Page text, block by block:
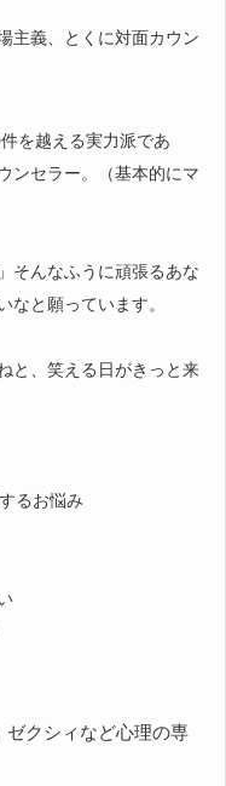
主義、とくに対面カウン
を越える実力派であ
ンセラー。（基本的にマ
そんなふうに頑張るあな
なと願っています。
と、笑える日がきっと来
るお悩み
ゼクシィなど心理の専